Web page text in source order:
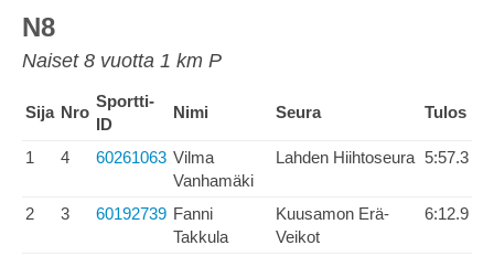
N8
Naiset 8 vuotta 1 km P
Sija Nro
Sportti-
ID
Nimi Seura Tulos
1 4 60261063 Vilma
Vanhamäki
Lahden Hiihtoseura 5:57.3
2 3 60192739 Fanni
Takkula
Kuusamon Erä-
Veikot
6:12.9